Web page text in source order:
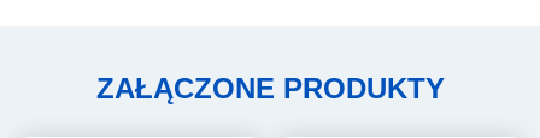
ZAŁĄCZONE PRODUKTY